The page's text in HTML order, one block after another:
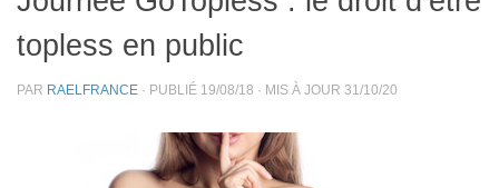
topless en public
PAR RAELFRANCE · PUBLIÉ 19/08/18 · MIS À JOUR 31/10/20